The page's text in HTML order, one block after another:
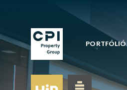
PORTFÓLIÓ